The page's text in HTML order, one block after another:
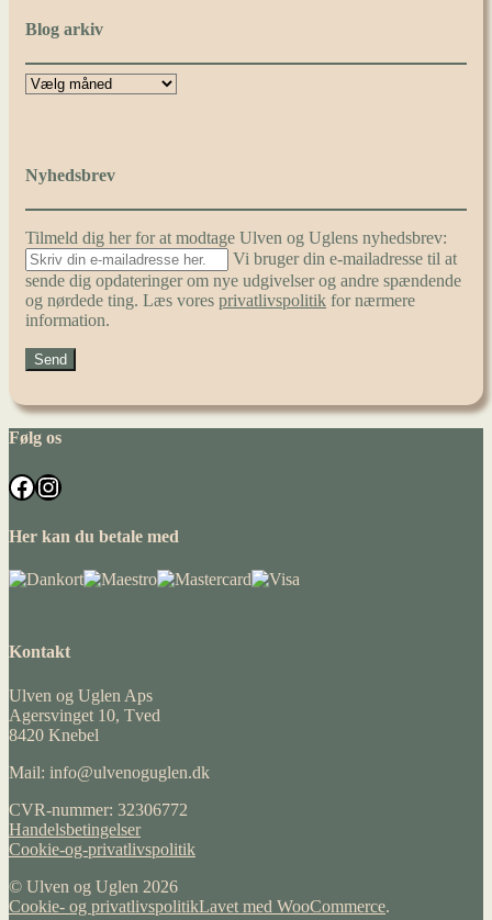
Blog arkiv
Nyhedsbrev
Tilmeld dig her for at modtage Ulven og Uglens nyhedsbrev:
Vi bruger din e-mailadresse til at
sende dig opdateringer om nye udgivelser og andre spændende
og nørdede ting. Læs vores privatlivspolitik for nærmere
information.
Følg os
Facebook
Instagram
Her kan du betale med
Kontakt
Ulven og Uglen Aps
Agersvinget 10, Tved
8420 Knebel
Mail: info@ulvenoguglen.dk
CVR-nummer: 32306772
Handelsbetingelser
Cookie-og-privatlivspolitik
© Ulven og Uglen 2026
Cookie- og privatlivspolitikLavet med WooCommerce.